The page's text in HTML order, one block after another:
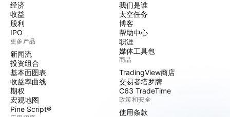
经济
收益
股利
IPO
更多产品
新闻流
投资组合
基本面图表
收益率曲线
期权
宏观地图
Pine Script®
我们是谁
太空任务
博客
帮助中心
职涯
媒体工具包
商品
TradingView商店
交易者塔罗牌
C63 TradeTime
政策和安全
使用条款